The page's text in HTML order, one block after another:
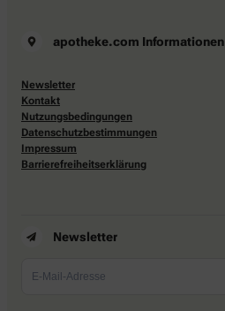
apotheke.com Informationen
Newsletter
Kontakt
Nutzungsbedingungen
Datenschutzbestimmungen
Impressum
Barrierefreiheitserklärung
Newsletter